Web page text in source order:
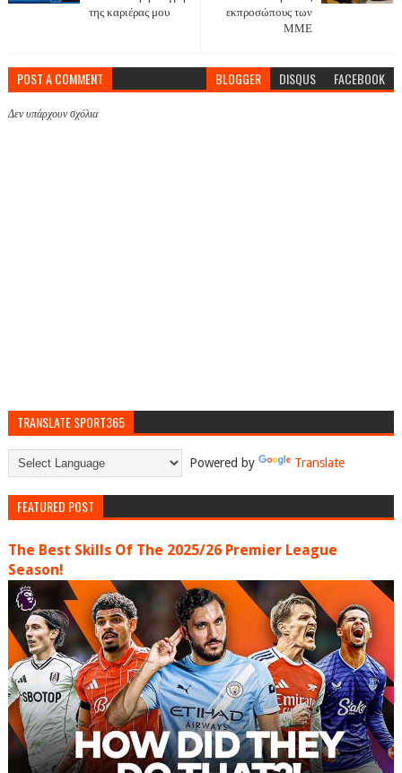
εκπροσώπους των
ΜΜΕ
της καριέρας μου
POST A COMMENT BLOGGER DISQUS FACEBOOK
Δεν υπάρχουν σχόλια
TRANSLATE SPORT365
Powered by Translate
FEATURED POST
The Best Skills Of The 2025/26 Premier League
Season!